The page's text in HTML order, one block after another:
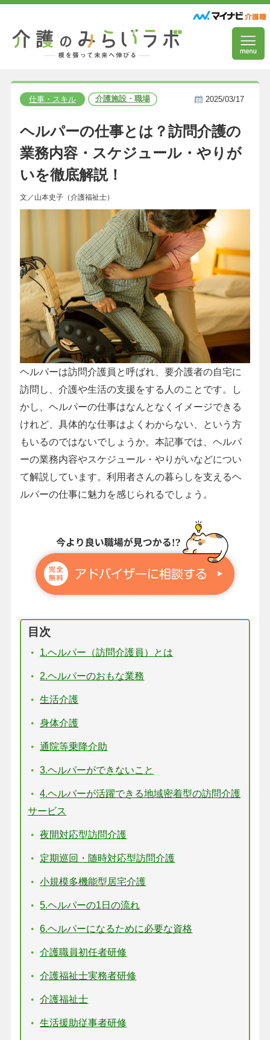
仕事・スキル 介護施設・職場 2025/03/17
ヘルパーの仕事とは？訪問介護の
業務内容・スケジュール・やりが
いを徹底解説！
文／山本史子（介護福祉士）
ヘルパーは訪問介護員と呼ばれ、要介護者の自宅に
訪問し、介護や生活の支援をする人のことです。し
かし、ヘルパーの仕事はなんとなくイメージできる
けれど、具体的な仕事はよくわからない、という方
もいるのではないでしょうか。本記事では、ヘルパ
ーの業務内容やスケジュール・やりがいなどについ
て解説しています。利用者さんの暮らしを支えるヘ
ルパーの仕事に魅力を感じられるでしょう。
目次
1.ヘルパー（訪問介護員）とは
2.ヘルパーのおもな業務
生活介護
身体介護
通院等乗降介助
3.ヘルパーができないこと
4.ヘルパーが活躍できる地域密着型の訪問介護
サービス
夜間対応型訪問介護
定期巡回・随時対応型訪問介護
小規模多機能型居宅介護
5.ヘルパーの1日の流れ
6.ヘルパーになるために必要な資格
介護職員初任者研修
介護福祉士実務者研修
介護福祉士
生活援助従事者研修